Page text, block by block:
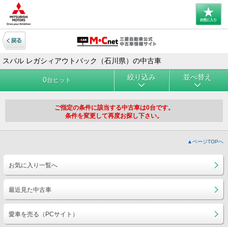
スバル レガシィアウトバック（石川県）の中古車
0台ヒット 絞り込み 並べ替え
ご指定の条件に該当する中古車は0台です。
条件を変更して再度お探し下さい。
▲ページTOPへ
お気に入り一覧へ
最近見た中古車
愛車を売る（PCサイト）